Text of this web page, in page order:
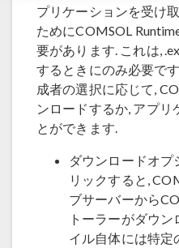
プリケーションを受け
ためにCOMSOL
要があります. これは,
するときにのみ必要で
成者の選択に応じて,
ンロードするか, アプリ
とができます.
ダウンロードオプ
リックすると,
ブサーバーから
トーラーがダウン
イル自体には特定